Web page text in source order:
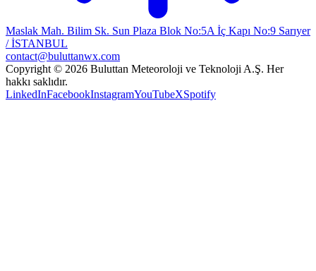
Maslak Mah. Bilim Sk. Sun Plaza Blok No:5A İç Kapı No:9 Sarıyer
/ İSTANBUL
contact@buluttanwx.com
Copyright © 2026 Buluttan Meteoroloji ve Teknoloji A.Ş. Her
hakkı saklıdır.
LinkedInFacebookInstagramYouTubeXSpotify